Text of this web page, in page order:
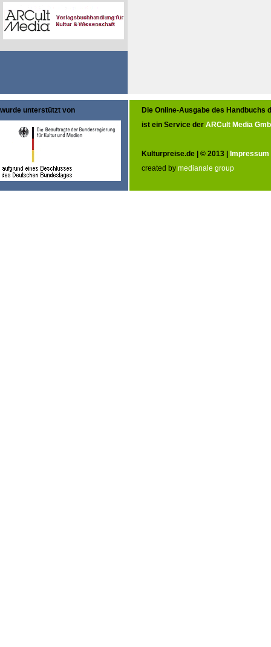
wurde unterstützt von
Die Online-Ausgabe des Handbuchs
ist ein Service der ARCult Media
Kulturpreise.de | © 2013 | Impressum
created by medianale group